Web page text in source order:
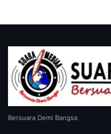
Bersuara Demi Bangsa